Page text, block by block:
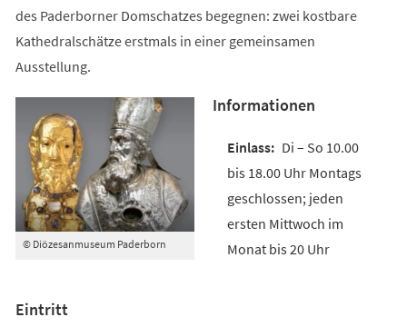
des Paderborner Domschatzes begegnen: zwei kostbare
Kathedralschätze erstmals in einer gemeinsamen
Ausstellung.
© Diözesanmuseum Paderborn
Informationen
Di – So 10.00
bis 18.00 Uhr Montags
geschlossen; jeden
ersten Mittwoch im
Monat bis 20 Uhr
Eintritt